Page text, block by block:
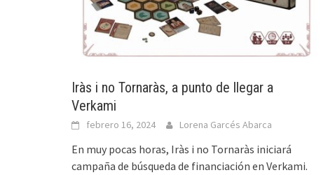
Iràs i no Tornaràs, a punto de llegar a
Verkami
febrero 16, 2024 Lorena Garcés Abarca
En muy pocas horas, Iràs i no Tornaràs iniciará
campaña de búsqueda de financiación en Verkami.